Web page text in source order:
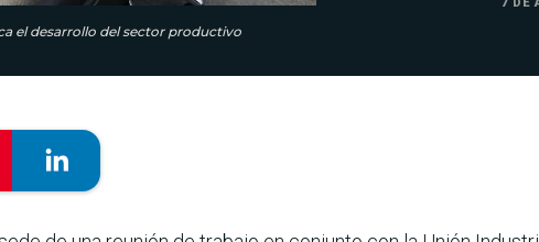
el desarrollo del sector productivo